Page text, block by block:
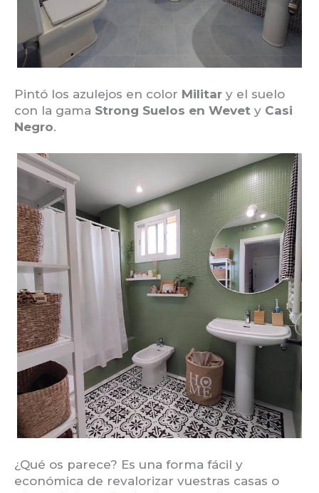
Pintó los azulejos en color Militar y el suelo
con la gama Strong Suelos en Wevet y Casi
Negro.
¿Qué os parece? Es una forma fácil y
económica de revalorizar vuestras casas o